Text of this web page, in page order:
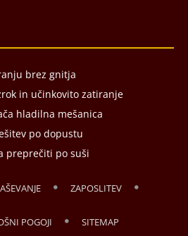
brez gnitja
in učinkovito zatiranje
hladilna mešanica
po dopustu
preprečiti po suši
ZAPOSLITEV
POGOJI SITEMAP